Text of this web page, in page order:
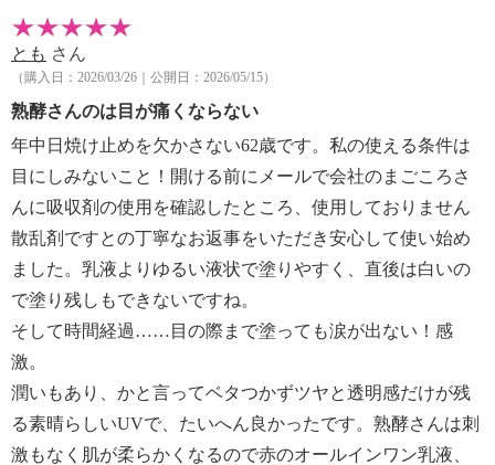
とも さん
（購入日：2026/03/26｜公開日：2026/05/15）
熟酵さんのは目が痛くならない
年中日焼け止めを欠かさない62歳です。私の使える条件は
目にしみないこと！開ける前にメールで会社のまごころさ
んに吸収剤の使用を確認したところ、使用しておりません
散乱剤ですとの丁寧なお返事をいただき安心して使い始め
ました。乳液よりゆるい液状で塗りやすく、直後は白いの
で塗り残しもできないですね。
そして時間経過……目の際まで塗っても涙が出ない！感
激。
潤いもあり、かと言ってベタつかずツヤと透明感だけが残
る素晴らしいUVで、たいへん良かったです。熟酵さんは刺
激もなく肌が柔らかくなるので赤のオールインワン乳液、